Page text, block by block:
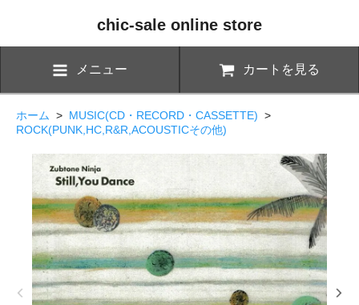
chic-sale online store
メニュー カートを見る
ホーム > MUSIC(CD・RECORD・CASSETTE) >
ROCK(PUNK,HC,R&R,ACOUSTICその他)